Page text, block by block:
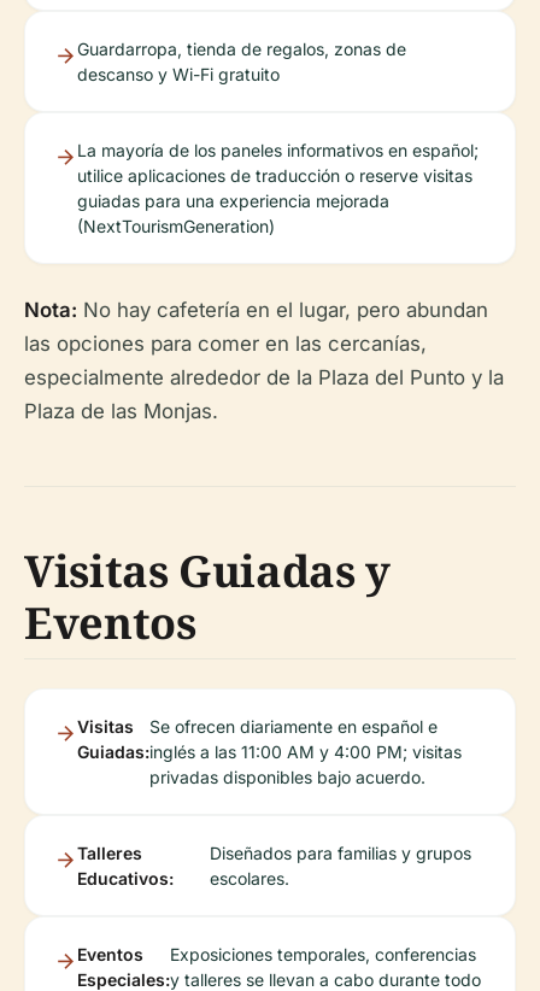
Guardarropa, tienda de regalos, zonas de
descanso y Wi-Fi gratuito
La mayoría de los paneles informativos en español;
utilice aplicaciones de traducción o reserve visitas
guiadas para una experiencia mejorada
(NextTourismGeneration)
Nota: No hay cafetería en el lugar, pero abundan
las opciones para comer en las cercanías,
especialmente alrededor de la Plaza del Punto y la
Plaza de las Monjas.
Visitas Guiadas y
Eventos
Visitas
Guiadas:
Se ofrecen diariamente en español e
inglés a las 11:00 AM y 4:00 PM; visitas
privadas disponibles bajo acuerdo.
Talleres
Educativos:
Diseñados para familias y grupos
escolares.
Eventos
Especiales:
Exposiciones temporales, conferencias
y talleres se llevan a cabo durante todo